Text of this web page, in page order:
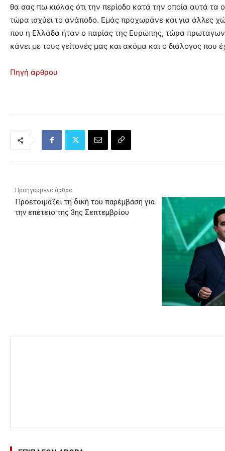
θα σας πω κιόλας ότι την περίοδο κατά την οποία αυτά
τώρα ισχύει το ανάποδο. Εμάς προχωράνε και για άλλες
που η Ελλάδα ήταν ο παρίας της Ευρώπης, τώρα
κάνει με τους γείτονές μας και ακόμα και ο διάλογος που
Πηγή άρθρου
Προηγούμενο άρθρο
Προετοιμάζει τη δική του παρέμβαση για
την επέτειο της 3ης Σεπτεμβρίου